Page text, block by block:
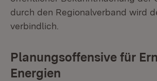
durch den Regionalverband wird
verbindlich.
Planungsoffensive für
Energien